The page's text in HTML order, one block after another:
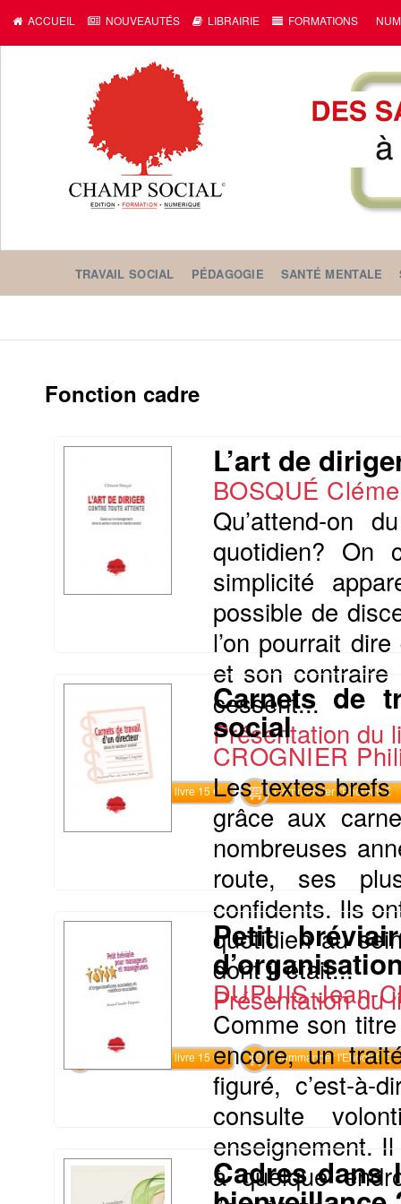
ACCUEIL NOUVEAUTÉS LIBRAIRIE FORMATIONS
TRAVAIL SOCIAL PÉDAGOGIE SANTÉ MENTALE
Fonction cadre
L’art de
BOSQUÉ
Qu’attend-on
quotidien? On
simplicité
possible de
l’on pourrait
et son
cessent...
Présentation du
Commander le livre 15 € Commander l'Ebook 9 €
Carnets de
social
CROGNIER
Les textes
grâce aux
nombreuses
route, ses
confidents. Ils
quotidien au
dont il était...
Présentation du
Commander le livre 15 € Commander l'Ebook 9 €
Petit
DUPUIS Jean-
Comme son
encore, un
figuré, c’est-
consulte
enseignement.
à quelque
Cadres